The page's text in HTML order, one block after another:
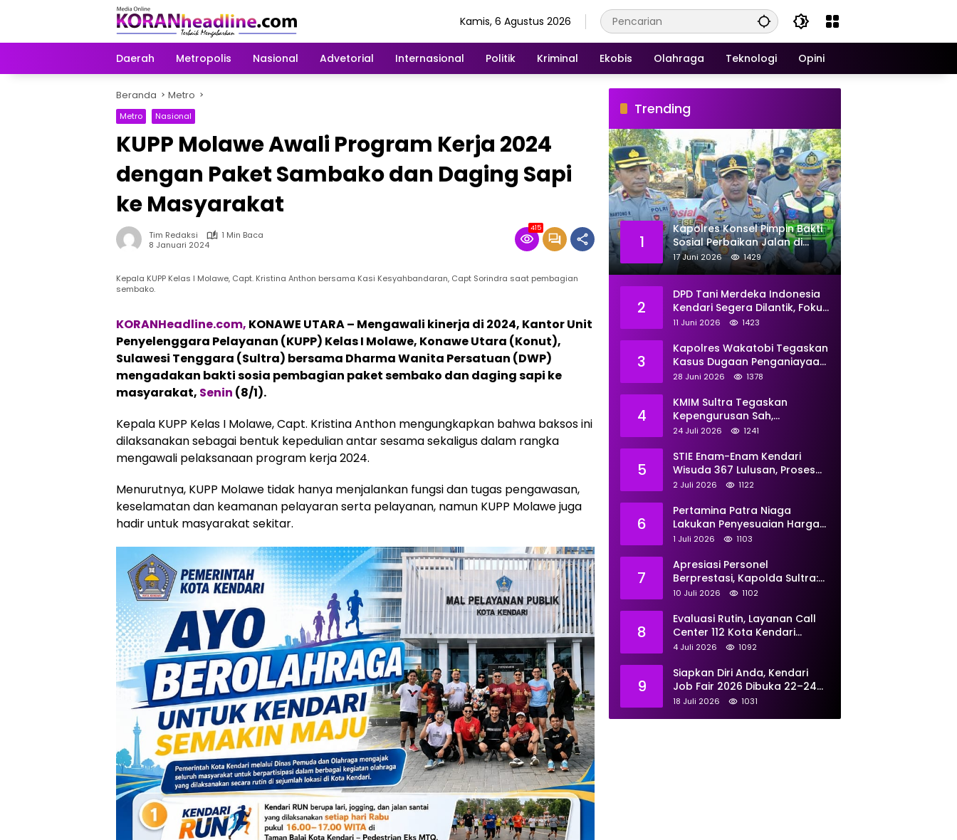
Kamis, 6 Agustus 2026
Daerah Metropolis Nasional Advetorial Internasional Politik Kriminal Ekobis Olahraga Teknologi Opini
Beranda Metro
Metro Nasional
KUPP Molawe Awali Program Kerja 2024
dengan Paket Sambako dan Daging Sapi
ke Masyarakat
Tim Redaksi
1 Min Baca
8 Januari 2024
415
Kepala KUPP Kelas I Molawe, Capt. Kristina Anthon bersama Kasi Kesyahbandaran, Capt Sorindra saat pembagian
sembako.
KORANHeadline.com, KONAWE UTARA – Mengawali kinerja di 2024, Kantor Unit
Penyelenggara Pelayanan (KUPP) Kelas I Molawe, Konawe Utara (Konut),
Sulawesi Tenggara (Sultra) bersama Dharma Wanita Persatuan (DWP)
mengadakan bakti sosia pembagian paket sembako dan daging sapi ke
masyarakat, Senin (8/1).
Kepala KUPP Kelas I Molawe, Capt. Kristina Anthon mengungkapkan bahwa baksos ini
dilaksanakan sebagai bentuk kepedulian antar sesama sekaligus dalam rangka
mengawali pelaksanaan program kerja 2024.
Menurutnya, KUPP Molawe tidak hanya menjalankan fungsi dan tugas pengawasan,
keselamatan dan keamanan pelayaran serta pelayanan, namun KUPP Molawe juga
hadir untuk masyarakat sekitar.
Trending
1
Kapolres Konsel Pimpin Bakti
Sosial Perbaikan Jalan di
Kecamatan Laeya, 19 Titik
Rusak Siap Ditambal
17 Juni 2026 1429
2
DPD Tani Merdeka Indonesia
Kendari Segera Dilantik, Fokus
Perkuat Pemberdayaan
11 Juni 2026 1423
3
Kapolres Wakatobi Tegaskan
Kasus Dugaan Penganiayaan
Dua Remaja oleh Dua
Profesional
28 Juni 2026 1378
4
KMIM Sultra Tegaskan
Kepengurusan Sah,
Peringatkan Klaim Ketua
24 Juli 2026 1241
5
STIE Enam-Enam Kendari
Wisuda 367 Lulusan, Proses
Transformasi Menuju
Kemendiktisaintek
2 Juli 2026 1122
6
Pertamina Patra Niaga
Lakukan Penyesuaian Harga
BBM Non Subsidi Per 1 Juli
1 Juli 2026 1103
7
Apresiasi Personel
Berprestasi, Kapolda Sultra:
Tunjukkan Kompetensi
10 Juli 2026 1102
8
Evaluasi Rutin, Layanan Call
Center 112 Kota Kendari
Tangani 167 Laporan Selama
4 Juli 2026 1092
9
Siapkan Diri Anda, Kendari
Job Fair 2026 Dibuka 22–24
Juli: Sediakan 700 Lowongan
18 Juli 2026 1031